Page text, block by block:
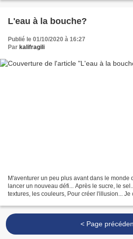
L'eau à la bouche?
Publié le 01/10/2020 à 16:27
Par kalifragili
M'aventurer un peu plus avant dans le monde
lancer un nouveau défi... Après le sucre, le
textures, les couleurs, Pour créer l'illusion...
< Page